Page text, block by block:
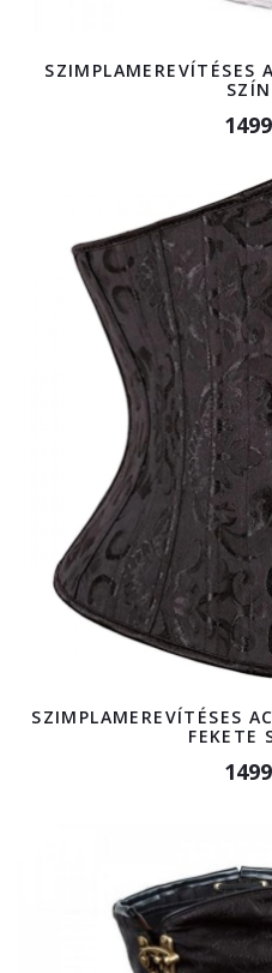
SZIMPLAMEREVÍTÉSES
SZIMPLAMEREVÍTÉSES
FEKETE